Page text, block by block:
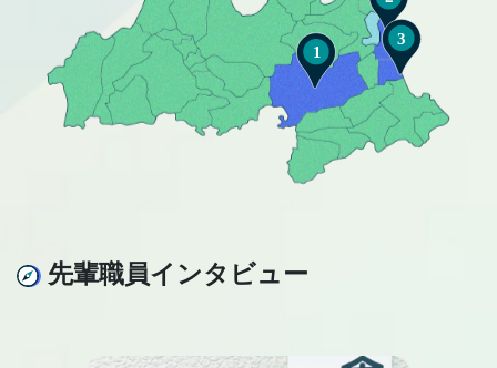
先輩職員インタビュー